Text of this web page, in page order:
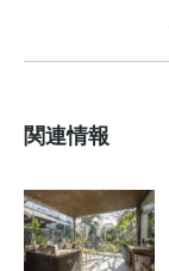
関連情報